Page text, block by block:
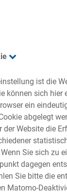
ist die
können sich hier
ein
abgelegt
der Website die
Sie sich zu
dagegen
Sie bitte die
Matomo-